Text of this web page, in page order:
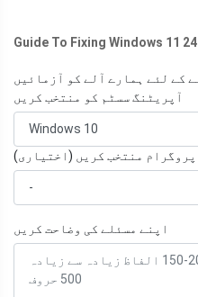
Guide To Fixing Windows 11
کے لئے ہمارے آلے کو آزمائیں
آپریٹنگ سسٹم کو منتخب کریں
پروگرام منتخب کریں (اختیاری)
اپنے مسئلے کی وضاحت کریں